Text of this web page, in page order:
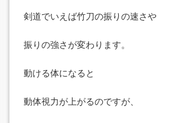
剣道でいえば竹刀の振りの速さや
振りの強さが変わります。
動ける体になると
動体視力が上がるのですが、